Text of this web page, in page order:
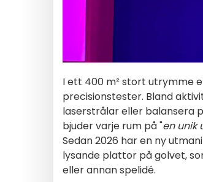
I ett 400 m² stort utrymme
precisionstester. Bland
laserstrålar eller balansera
bjuder varje rum på "en unik
Sedan 2026 har en ny
lysande plattor på golvet,
eller annan spelidé.